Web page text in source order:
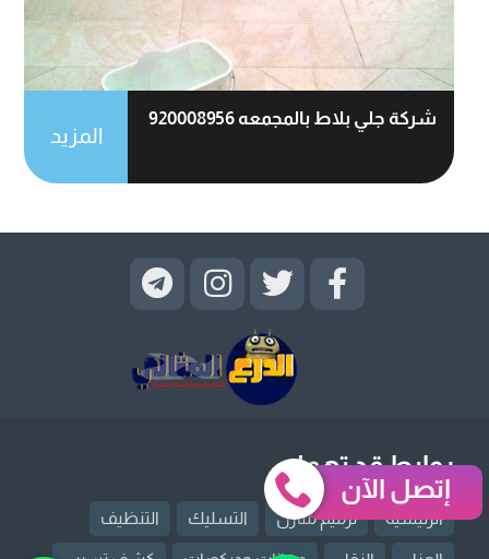
شركة جلي بلاط بالمجمعه 920008956
المزيد
روابط قد تهمك
الرئيسية ترميم منازل التسليك التنظيف
إتصل الآن